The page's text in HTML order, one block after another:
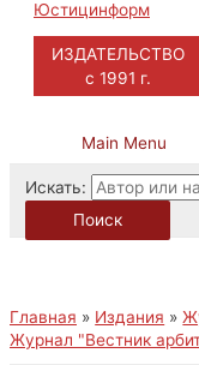
ИЗДАТЕЛЬСТВО
с 1991 г.
Main Menu
Искать:
Поиск
Главная Издания
Журнал "Вестник